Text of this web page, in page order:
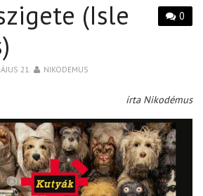
0
(Isle
21. NIKODEMUS
írta Nikodémus